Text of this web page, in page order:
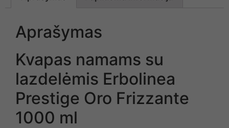
Aprašymas
Kvapas namams su
lazdelėmis Erbolinea
Prestige Oro Frizzante
1000 ml